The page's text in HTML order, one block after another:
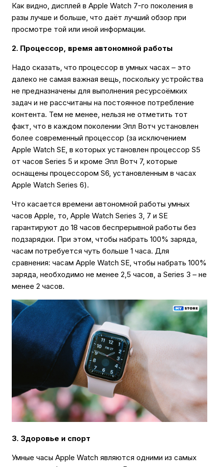
Как видно, дисплей в Apple Watch 7-го поколения в
разы лучше и больше, что даёт лучший обзор при
просмотре той или иной информации.
2. Процессор, время автономной работы
Надо сказать, что процессор в умных часах – это
далеко не самая важная вещь, поскольку устройства
не предназначены для выполнения ресурсоëмких
задач и не рассчитаны на постоянное потребление
контента. Тем не менее, нельзя не отметить тот
факт, что в каждом поколении Эпл Вотч установлен
более современный процессор (за исключением
Apple Watch SE, в которых установлен процессор S5
от часов Series 5 и кроме Эпл Вотч 7, которые
оснащены процессором S6, установленным в часах
Apple Watch Series 6).
Что касается времени автономной работы умных
часов Apple, то, Apple Watch Series 3, 7 и SE
гарантируют до 18 часов беспрерывной работы без
подзарядки. При этом, чтобы набрать 100% заряда,
часам потребуется чуть больше 1 часа. Для
сравнения: часам Apple Watch SE, чтобы набрать 100%
заряда, необходимо не менее 2,5 часов, а Series 3 – не
менее 2 часов.
3. Здоровье и спорт
Умные часы Apple Watch являются одними из самых